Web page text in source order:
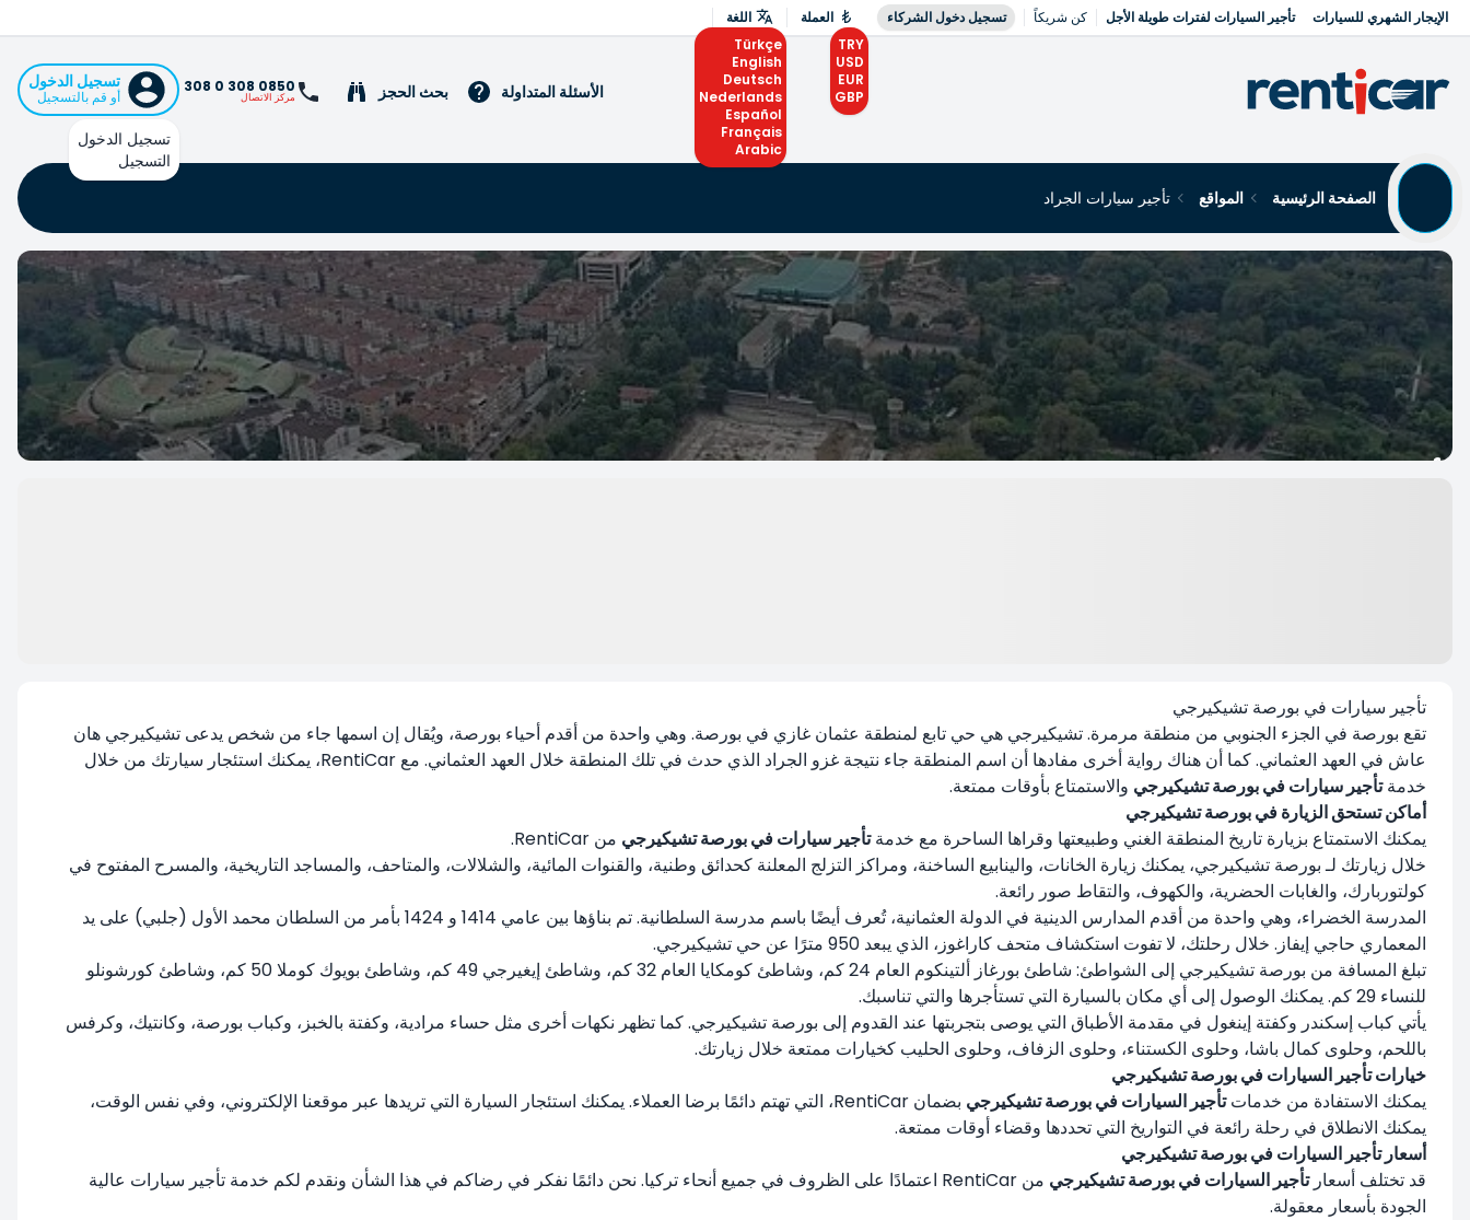
الإيجار الشهري للسيارات تأجير السيارات لفترات طويلة الأجل كن شريكاً تسجيل دخول الشركاء
العملة
TRY
USD
EUR
GBP
اللغة
Türkçe
English
Deutsch
Nederlands
Español
Français
Arabic
الأسئلة المتداولة بحث الحجز 0850 308 0 308
مركز الاتصال
تسجيل الدخول
أو قم بالتسجيل
تسجيل الدخول
التسجيل
الصفحة الرئيسية
المواقع تأجير سيارات الجراد
تأجير سيارات في بورصة تشيكيرجي
تقع بورصة في الجزء الجنوبي من منطقة مرمرة. تشيكيرجي هي حي تابع لمنطقة عثمان غازي في بورصة. وهي واحدة من أقدم أحياء بورصة، ويُقال إن اسمها جاء من شخص يدعى تشيكيرجي هان
عاش في العهد العثماني. كما أن هناك رواية أخرى مفادها أن اسم المنطقة جاء نتيجة غزو الجراد الذي حدث في تلك المنطقة خلال العهد العثماني. مع RentiCar، يمكنك استئجار سيارتك من خلال
خدمةتأجير سيارات في بورصة تشيكيرجي والاستمتاع بأوقات ممتعة.
أماكن تستحق الزيارة في بورصة تشيكيرجي
يمكنك الاستمتاع بزيارة تاريخ المنطقة الغني وطبيعتها وقراها الساحرة مع خدمةتأجير سيارات في بورصة تشيكيرجي من RentiCar.
خلال زيارتك لـ بورصة تشيكيرجي، يمكنك زيارة الخانات، والينابيع الساخنة، ومراكز التزلج المعلنة كحدائق وطنية، والقنوات المائية، والشلالات، والمتاحف، والمساجد التاريخية، والمسرح المفتوح في
كولتوربارك، والغابات الحضرية، والكهوف، والتقاط صور رائعة.
المدرسة الخضراء، وهي واحدة من أقدم المدارس الدينية في الدولة العثمانية، تُعرف أيضًا باسم مدرسة السلطانية. تم بناؤها بين عامي 1414 و 1424 بأمر من السلطان محمد الأول (جلبي) على يد
المعماري حاجي إيفاز. خلال رحلتك، لا تفوت استكشاف متحف كاراغوز، الذي يبعد 950 مترًا عن حي تشيكيرجي.
تبلغ المسافة من بورصة تشيكيرجي إلى الشواطئ: شاطئ بورغاز ألتينكوم العام 24 كم، وشاطئ كومكايا العام 32 كم، وشاطئ إيغيرجي 49 كم، وشاطئ بويوك كوملا 50 كم، وشاطئ كورشونلو
للنساء 29 كم. يمكنك الوصول إلى أي مكان بالسيارة التي تستأجرها والتي تناسبك.
يأتي كباب إسكندر وكفتة إينغول في مقدمة الأطباق التي يوصى بتجربتها عند القدوم إلى بورصة تشيكيرجي. كما تظهر نكهات أخرى مثل حساء مرادية، وكفتة بالخبز، وكباب بورصة، وكانتيك، وكرفس
باللحم، وحلوى كمال باشا، وحلوى الكستناء، وحلوى الزفاف، وحلوى الحليب كخيارات ممتعة خلال زيارتك.
خيارات تأجير السيارات في بورصة تشيكيرجي
يمكنك الاستفادة من خدماتتأجير السيارات في بورصة تشيكيرجي
بضمان RentiCar، التي تهتم دائمًا برضا العملاء. يمكنك استئجار السيارة التي تريدها عبر موقعنا الإلكتروني، وفي نفس الوقت،
يمكنك الانطلاق في رحلة رائعة في التواريخ التي تحددها وقضاء أوقات ممتعة.
أسعار تأجير السيارات في بورصة تشيكيرجي
قد تختلف أسعارتأجير السيارات في بورصة تشيكيرجي
من RentiCar اعتمادًا على الظروف في جميع أنحاء تركيا. نحن دائمًا نفكر في رضاكم في هذا الشأن ونقدم لكم خدمة تأجير سيارات عالية
الجودة بأسعار معقولة.